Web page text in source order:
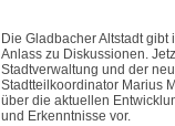
Die Gladbacher Altstadt gibt
Anlass zu Diskussionen.
Stadtverwaltung und der
Stadtteilkoordinator Marius
über die aktuellen
und Erkenntnisse vor.